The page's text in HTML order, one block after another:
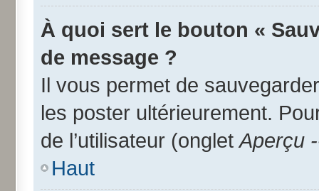
À quoi sert le bouton «
de message ?
Il vous permet de
les poster ultérieurement.
de l’utilisateur (onglet Aperçu
Haut